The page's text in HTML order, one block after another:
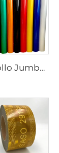
Rollo Jumbo de Vinilo Reflectante 3200, Película de Lámina Reflectante para Placas de Vehículos